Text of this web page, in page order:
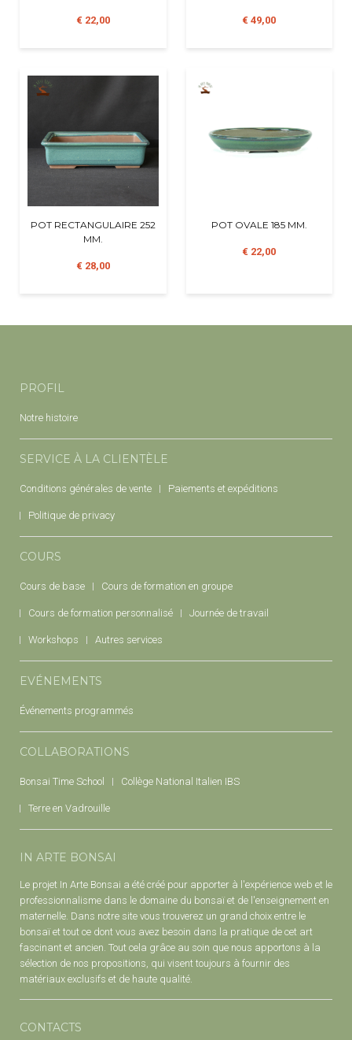
€ 22,00 € 49,00
POT RECTANGULAIRE 252
MM.
€ 28,00
POT OVALE 185 MM.
€ 22,00
PROFIL
Notre histoire
SERVICE À LA CLIENTÈLE
Conditions générales de vente Paiements et expéditions
Politique de privacy
COURS
Cours de base Cours de formation en groupe
Cours de formation personnalisé Journée de travail
Workshops Autres services
EVÉNEMENTS
Événements programmés
COLLABORATIONS
Bonsai Time School Collège National Italien IBS
Terre en Vadrouille
IN ARTE BONSAI
Le projet In Arte Bonsai a été créé pour apporter à l'expérience web et le
professionnalisme dans le domaine du bonsaï et de l'enseignement en
maternelle. Dans notre site vous trouverez un grand choix entre le
bonsaï et tout ce dont vous avez besoin dans la pratique de cet art
fascinant et ancien. Tout cela grâce au soin que nous apportons à la
sélection de nos propositions, qui visent toujours à fournir des
matériaux exclusifs et de haute qualité.
CONTACTS